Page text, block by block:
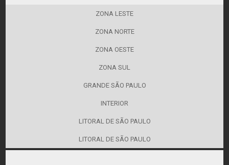
ZONA LESTE
ZONA NORTE
ZONA OESTE
ZONA SUL
GRANDE SÃO PAULO
INTERIOR
LITORAL DE SÃO PAULO
LITORAL DE SÃO PAULO